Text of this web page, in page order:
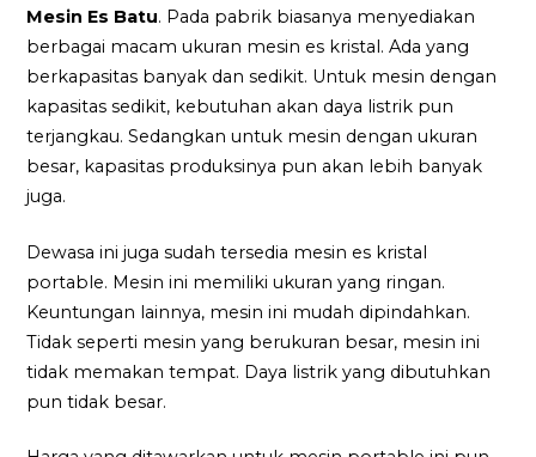
Mesin Es Batu. Pada pabrik biasanya menyediakan
berbagai macam ukuran mesin es kristal. Ada yang
berkapasitas banyak dan sedikit. Untuk mesin dengan
kapasitas sedikit, kebutuhan akan daya listrik pun
terjangkau. Sedangkan untuk mesin dengan ukuran
besar, kapasitas produksinya pun akan lebih banyak
juga.
Dewasa ini juga sudah tersedia mesin es kristal
portable. Mesin ini memiliki ukuran yang ringan.
Keuntungan lainnya, mesin ini mudah dipindahkan.
Tidak seperti mesin yang berukuran besar, mesin ini
tidak memakan tempat. Daya listrik yang dibutuhkan
pun tidak besar.